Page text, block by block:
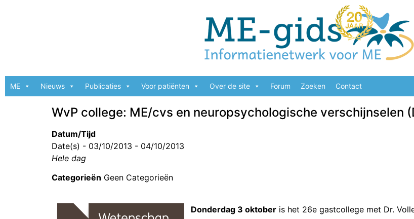
ME Nieuws Publicaties Voor patiënten Over de site Forum Zoeken Contact
WvP college: ME/cvs en neuropsychologische verschijnselen
Datum/Tijd
Date(s) - 03/10/2013 - 04/10/2013
Hele dag
Categorieën Geen Categorieën
Donderdag 3 oktober is het 26e gastcollege met Dr.